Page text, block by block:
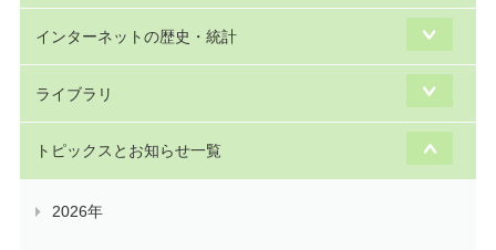
インターネットの歴史・統計
ライブラリ
トピックスとお知らせ一覧
2026年